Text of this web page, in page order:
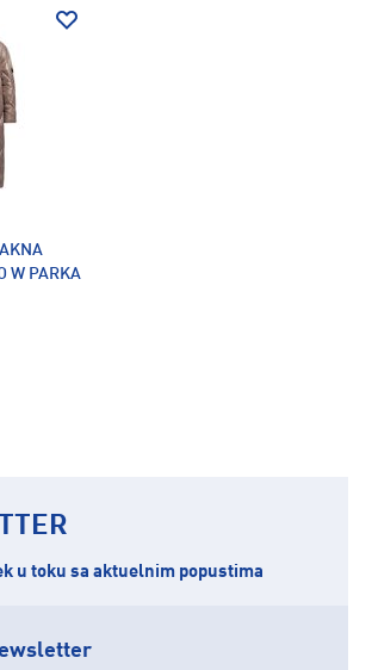
W PARKA
u toku sa aktuelnim popustima